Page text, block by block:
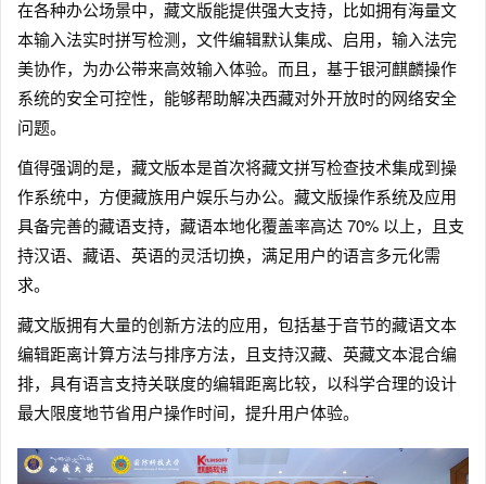
在各种办公场景中，藏文版能提供强大支持，比如拥有海量文
本输入法实时拼写检测，文件编辑默认集成、启用，输入法完
美协作，为办公带来高效输入体验。而且，基于银河麒麟操作
系统的安全可控性，能够帮助解决西藏对外开放时的网络安全
问题。
值得强调的是，藏文版本是首次将藏文拼写检查技术集成到操
作系统中，方便藏族用户娱乐与办公。藏文版操作系统及应用
具备完善的藏语支持，藏语本地化覆盖率高达 70% 以上，且支
持汉语、藏语、英语的灵活切换，满足用户的语言多元化需
求。
藏文版拥有大量的创新方法的应用，包括基于音节的藏语文本
编辑距离计算方法与排序方法，且支持汉藏、英藏文本混合编
排，具有语言支持关联度的编辑距离比较，以科学合理的设计
最大限度地节省用户操作时间，提升用户体验。